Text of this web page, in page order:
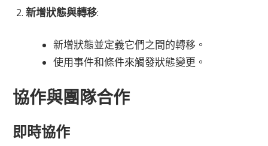
新增狀態與轉移:
新增狀態並定義它們之間的轉移。
使用事件和條件來觸發狀態變更。
協作與團隊合作
即時協作